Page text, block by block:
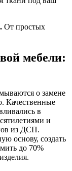
От простых
мебели:
о замене
Качественные
в
и
из ДСП.
основу, создать
до 70%